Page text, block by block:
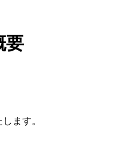
要
ます。